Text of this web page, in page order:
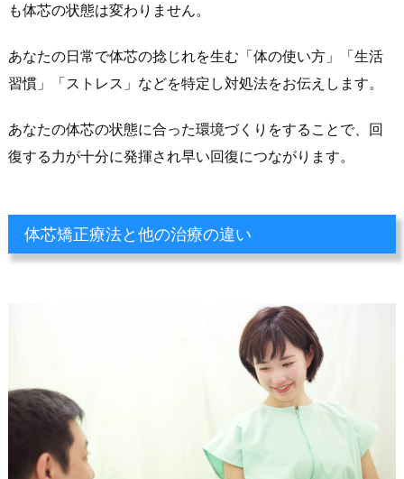
も体芯の状態は変わりません。
あなたの日常で体芯の捻じれを生む「体の使い方」「生活
習慣」「ストレス」などを特定し対処法をお伝えします。
あなたの体芯の状態に合った環境づくりをすることで、回
復する力が十分に発揮され早い回復につながります。
体芯矯正療法と他の治療の違い